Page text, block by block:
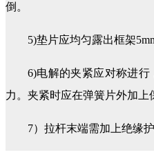
倒。
5)垫片应均匀露出框架
6)电解的夹紧应对称进
力。夹紧时应在弹簧片外加上
7）拉杆末端需加上绝缘护